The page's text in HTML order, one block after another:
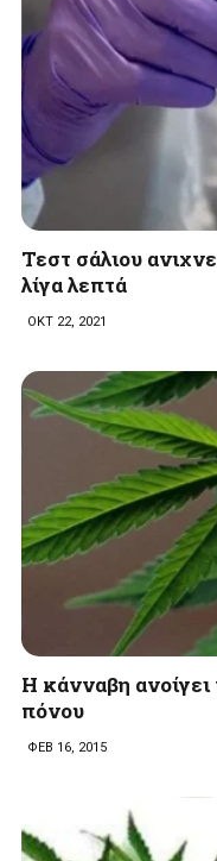
Τεστ σάλιου
λίγα λεπτά
ΟΚΤ 22, 2021
H κάνναβη
πόνου
ΦΕΒ 16, 2015